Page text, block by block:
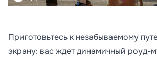
Приготовьтесь к незабываемому
экрану: вас ждет динамичный роуд-